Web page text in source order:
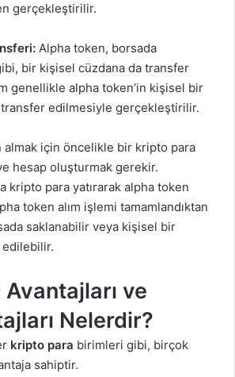
gerçekleştirilir.
Alpha token, borsada
bir kişisel cüzdana da transfer
genellikle alpha token’in kişisel bir
transfer edilmesiyle gerçekleştirilir.
almak için öncelikle bir kripto para
hesap oluşturmak gerekir.
kripto para yatırarak alpha token
token alım işlemi tamamlandıktan
saklanabilir veya kişisel bir
Avantajları ve
Nelerdir?
kripto para birimleri gibi, birçok
sahiptir.